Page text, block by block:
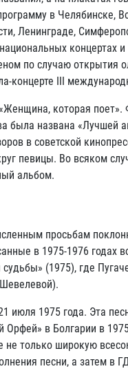
в Челябинске,
Ленинграде,
концертах
по случаю открытия
концерте III
которая поет».
была названа «Лучшей
в советской
певицы. Во всяком
альбом.
просьбам
в 1975-1976
(1975), где
июля 1975 года. Эта
Орфей» в Болгарии в
не только широкую
песни, а затем